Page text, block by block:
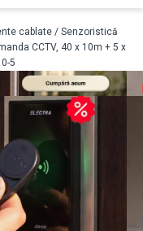
cablate / Senzoristică
CCTV, 40 x 10m + 5 x
5